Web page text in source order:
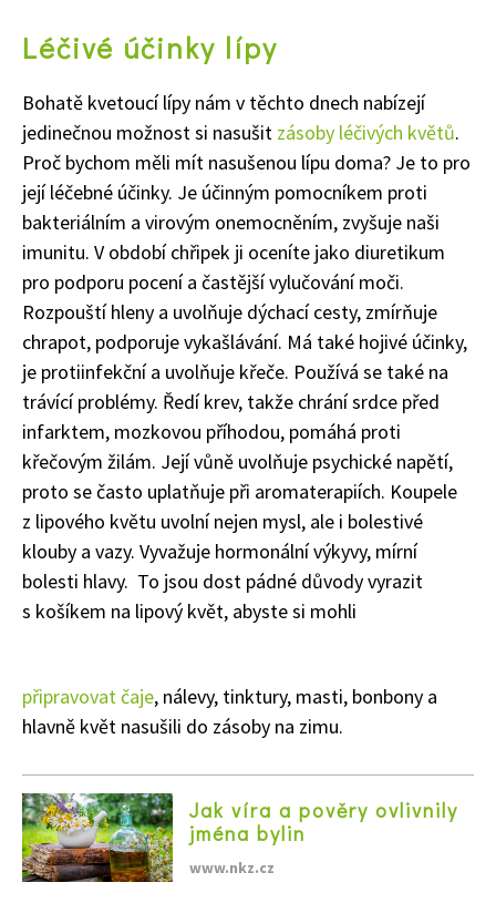
Léčivé účinky lípy
Bohatě kvetoucí lípy nám v těchto dnech nabízejí
jedinečnou možnost si nasušit zásoby léčivých květů.
Proč bychom měli mít nasušenou lípu doma? Je to pro
její léčebné účinky. Je účinným pomocníkem proti
bakteriálním a virovým onemocněním, zvyšuje naši
imunitu. V období chřipek ji oceníte jako diuretikum
pro podporu pocení a častější vylučování moči.
Rozpouští hleny a uvolňuje dýchací cesty, zmírňuje
chrapot, podporuje vykašlávání. Má také hojivé účinky,
je protiinfekční a uvolňuje křeče. Používá se také na
trávící problémy. Ředí krev, takže chrání srdce před
infarktem, mozkovou příhodou, pomáhá proti
křečovým žilám. Její vůně uvolňuje psychické napětí,
proto se často uplatňuje při aromaterapiích. Koupele
z lipového květu uvolní nejen mysl, ale i bolestivé
klouby a vazy. Vyvažuje hormonální výkyvy, mírní
bolesti hlavy. To jsou dost pádné důvody vyrazit
s košíkem na lipový květ, abyste si mohli
připravovat čaje, nálevy, tinktury, masti, bonbony a
hlavně květ nasušili do zásoby na zimu.
Jak víra a pověry ovlivnily
jména bylin
www.nkz.cz